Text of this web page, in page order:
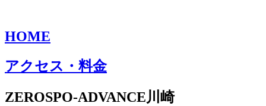
HOME
アクセス・料金
ZEROSPO-ADVANCE川崎